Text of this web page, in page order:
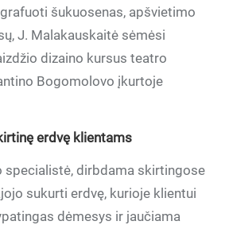
šukuosenas, apšvietimo
J. Malakauskaitė sėmėsi
dizaino kursus teatro
Bogomolovo įkurtoje
erdvę klientams
specialistė, dirbdama skirtingose
sukurti erdvę, kurioje klientui
dėmesys ir jaučiama